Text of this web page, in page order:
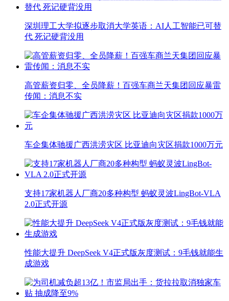
深圳理工大学拟逐步取消大学英语：AI人工智能已可替
代 死记硬背没用
高管薪资归零、全员降薪！百强车商兰天集团回应暴雷
传闻：消息不实
车企集体驰援广西洪涝灾区 比亚迪向灾区捐款1000万元
支持17家机器人厂商20多种构型 蚂蚁灵波LingBot-VLA
2.0正式开源
性能大提升 DeepSeek V4正式版灰度测试：9毛钱就能生
成游戏